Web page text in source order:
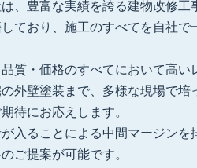
、豊富な実績を誇る建物改修工
ており、施工のすべてを自社で
質・価格のすべてにおいて高い
外壁塗装まで、多様な現場で培
待にお応えします。
入ることによる中間マージンを
ご提案が可能です。